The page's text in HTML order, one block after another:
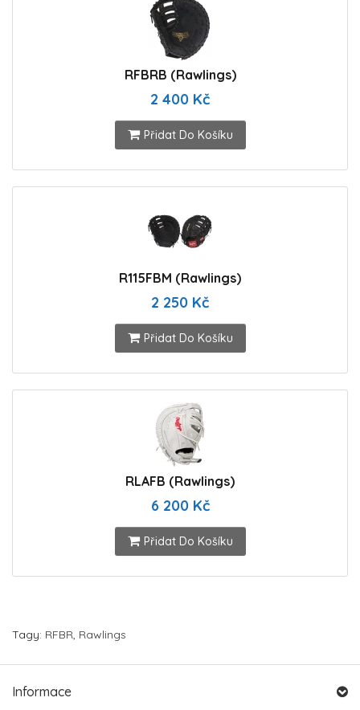
RFBRB (Rawlings)
2 400 Kč
Přidat Do Košíku
R115FBM (Rawlings)
2 250 Kč
Přidat Do Košíku
RLAFB (Rawlings)
6 200 Kč
Přidat Do Košíku
Tagy: RFBR, Rawlings
Informace